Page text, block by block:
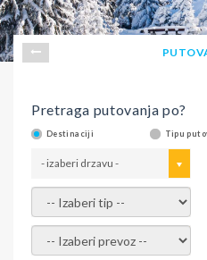
Pretraga putovanja po?
Destinaciji Tipu
- izaberi drzavu -
- izaberi tip -
- izaberi prevoz -